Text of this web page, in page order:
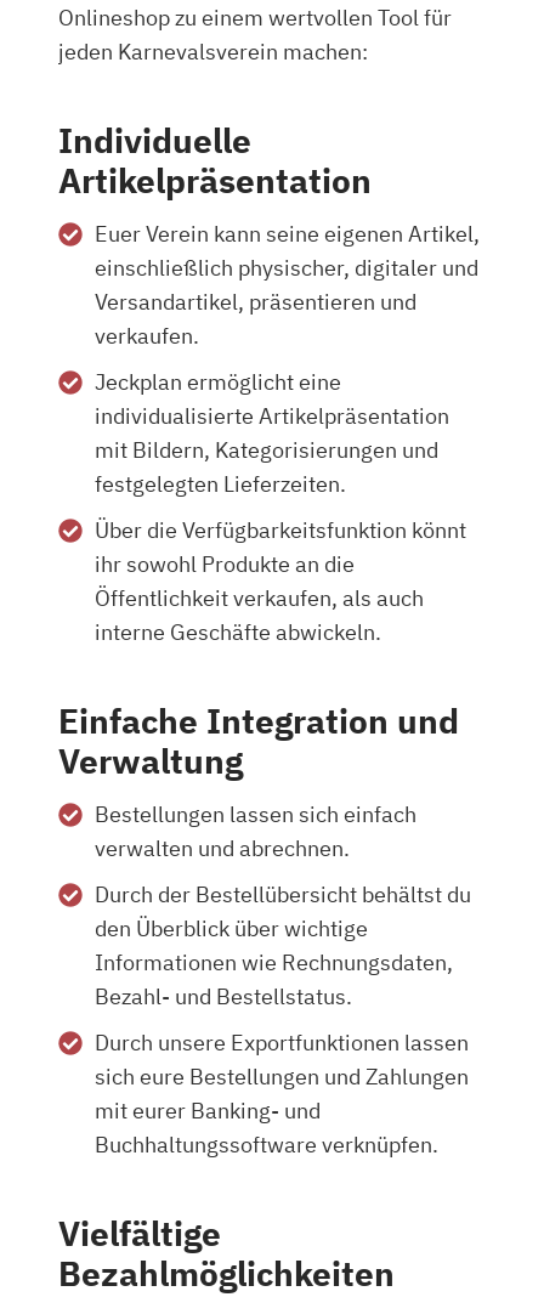
Onlineshop zu einem wertvollen Tool für
jeden Karnevalsverein machen:
Individuelle
Artikelpräsentation
Euer Verein kann seine eigenen Artikel,
einschließlich physischer, digitaler und
Versandartikel, präsentieren und
verkaufen.
Jeckplan ermöglicht eine
individualisierte Artikelpräsentation
mit Bildern, Kategorisierungen und
festgelegten Lieferzeiten.
Über die Verfügbarkeitsfunktion könnt
ihr sowohl Produkte an die
Öffentlichkeit verkaufen, als auch
interne Geschäfte abwickeln.
Einfache Integration und
Verwaltung
Bestellungen lassen sich einfach
verwalten und abrechnen.
Durch der Bestellübersicht behältst du
den Überblick über wichtige
Informationen wie Rechnungsdaten,
Bezahl- und Bestellstatus.
Durch unsere Exportfunktionen lassen
sich eure Bestellungen und Zahlungen
mit eurer Banking- und
Buchhaltungssoftware verknüpfen.
Vielfältige
Bezahlmöglichkeiten